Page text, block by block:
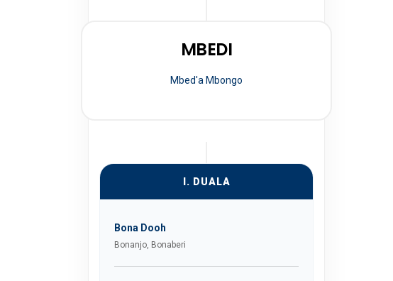
MBEDI
Mbed'a Mbongo
I. DUALA
Bona Dooh
Bonanjo, Bonaberi